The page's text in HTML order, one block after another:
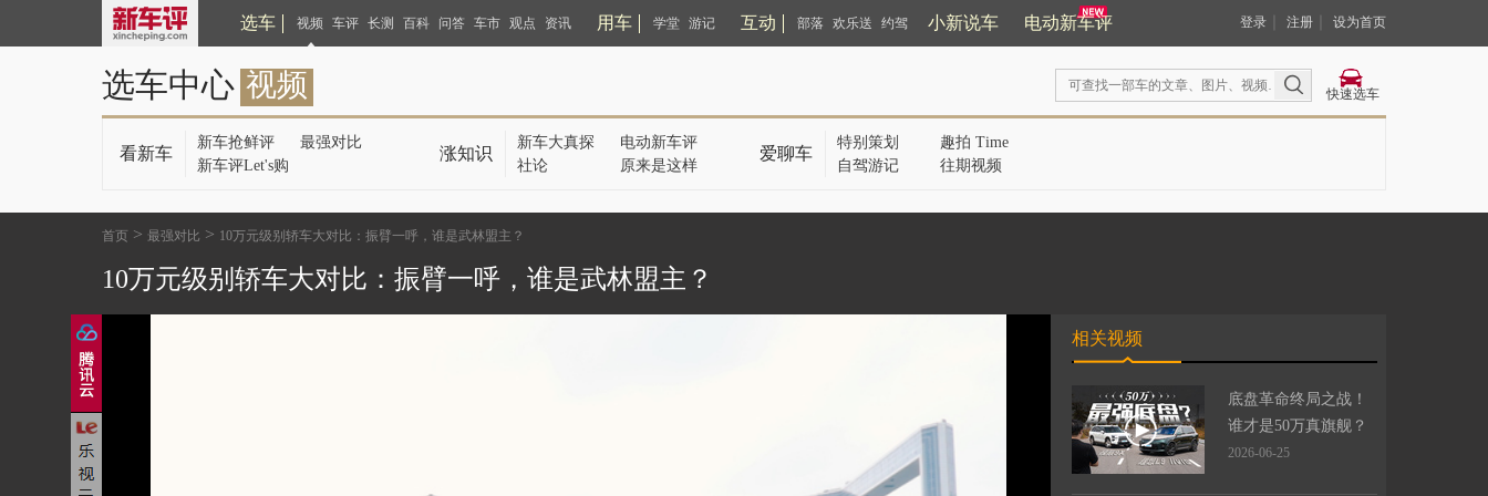
选车 视频 车评 长测 百科 问答 车市 观点 资讯 用车 学堂 游记 互动 部落 欢乐送 约驾 小新说车 电动新车评 登录 注册 设为首页
选车中心 视频 快速选车
看新车
新车抢鲜评
最强对比
新车评Let's购
涨知识
新车大真探
电动新车评
社论
原来是这样
爱聊车
特别策划
趣拍 Time
自驾游记
往期视频
首页 > 最强对比 > 10万元级别轿车大对比：振臂一呼，谁是武林盟主？
10万元级别轿车大对比：振臂一呼，谁是武林盟主？
相关视频
底盘革命终局之战！
谁才是50万真旗舰？
2026-06-25